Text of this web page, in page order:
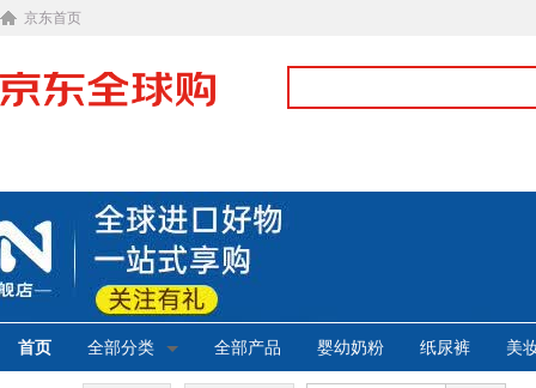
京东首页
首页 全部分类 全部产品 婴幼奶粉 纸尿裤 美